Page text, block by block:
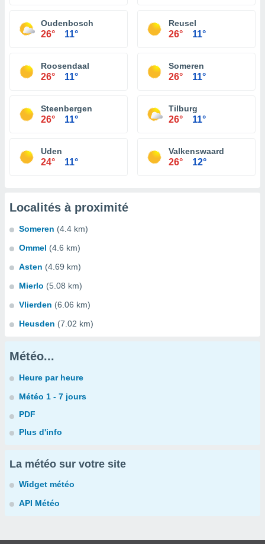
Oudenbosch
26° 11°
Reusel
26° 11°
Roosendaal
26° 11°
Someren
26° 11°
Steenbergen
26° 11°
Tilburg
26° 11°
Uden
24° 11°
Valkenswaard
26° 12°
Localités à proximité
Someren (4.4 km)
Ommel (4.6 km)
Asten (4.69 km)
Mierlo (5.08 km)
Vlierden (6.06 km)
Heusden (7.02 km)
Météo...
Heure par heure
Météo 1 - 7 jours
PDF
Plus d'info
La météo sur votre site
Widget météo
API Météo